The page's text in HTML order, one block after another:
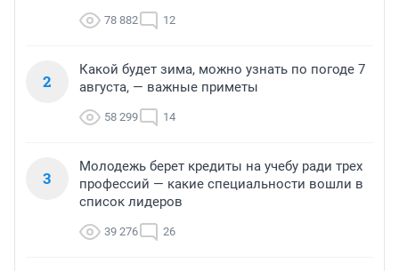
78 882 12
2
Какой будет зима, можно узнать по погоде 7
августа, — важные приметы
58 299 14
3
Молодежь берет кредиты на учебу ради трех
профессий — какие специальности вошли в
список лидеров
39 276 26